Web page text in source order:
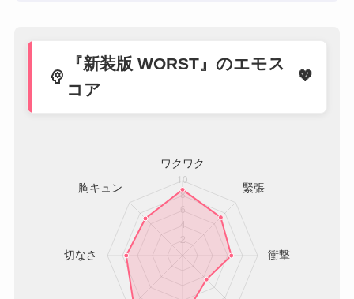
psychology
『新装版 WORST』のエモス
コア